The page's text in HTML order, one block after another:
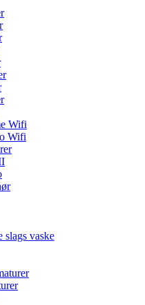
Wifi
Wifi
slags vaske